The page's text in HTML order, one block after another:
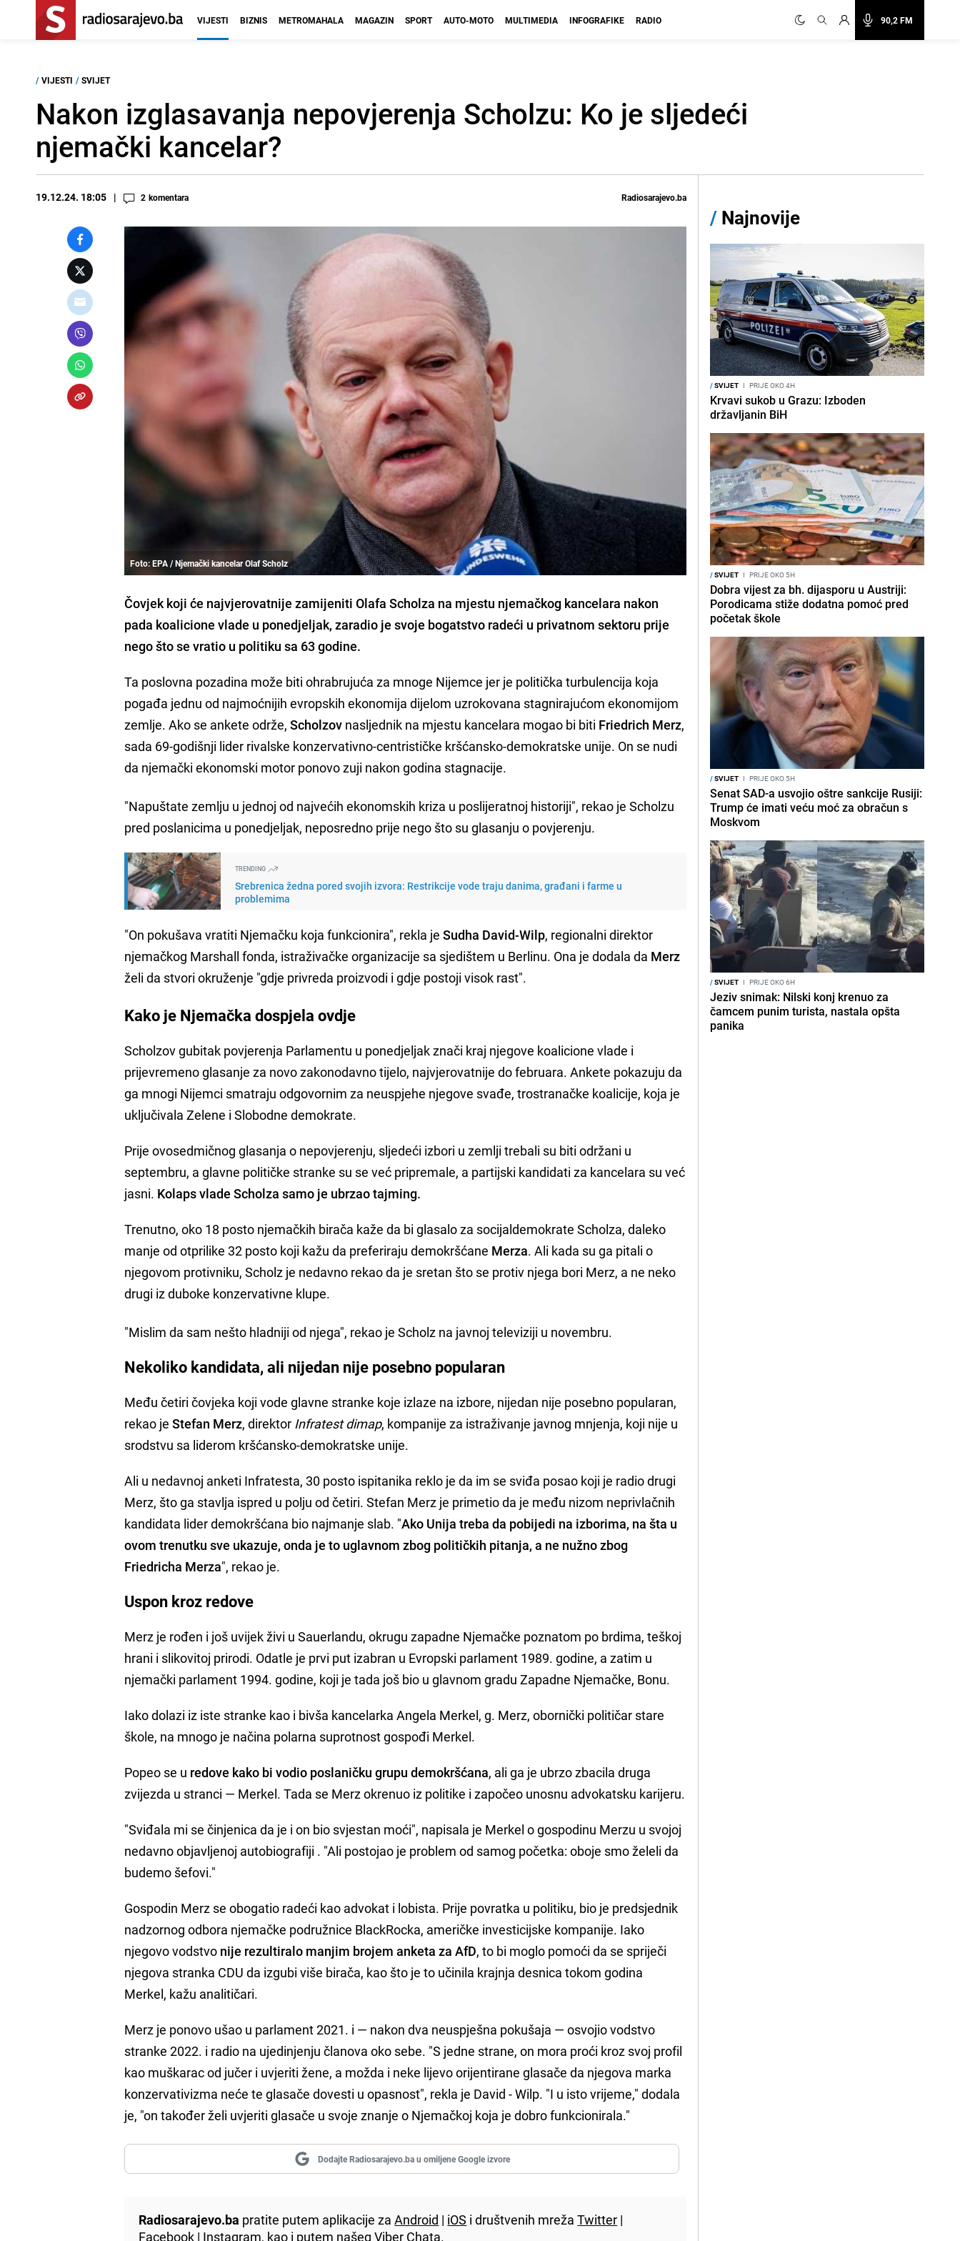
90,2 FM
VIJESTI BIZNIS METROMAHALA MAGAZIN SPORT AUTO-MOTO MULTIMEDIA INFOGRAFIKE RADIO
/ VIJESTI / SVIJET
Nakon izglasavanja nepovjerenja Scholzu: Ko je sljedeći
njemački kancelar?
19.12.24. 18:05 2 komentara Radiosarajevo.ba
Foto: EPA / Njemački kancelar Olaf Scholz
Čovjek koji će najvjerovatnije zamijeniti Olafa Scholza na mjestu njemačkog kancelara nakon
pada koalicione vlade u ponedjeljak, zaradio je svoje bogatstvo radeći u privatnom sektoru prije
nego što se vratio u politiku sa 63 godine.
Ta poslovna pozadina može biti ohrabrujuća za mnoge Nijemce jer je politička turbulencija koja
pogađa jednu od najmoćnijih evropskih ekonomija dijelom uzrokovana stagnirajućom ekonomijom
zemlje. Ako se ankete održe, Scholzov nasljednik na mjestu kancelara mogao bi biti Friedrich Merz,
sada 69-godišnji lider rivalske konzervativno-centrističke kršćansko-demokratske unije. On se nudi
da njemački ekonomski motor ponovo zuji nakon godina stagnacije.
"Napuštate zemlju u jednoj od najvećih ekonomskih kriza u poslijeratnoj historiji", rekao je Scholzu
pred poslanicima u ponedjeljak, neposredno prije nego što su glasanju o povjerenju.
TRENDING
Srebrenica žedna pored svojih izvora: Restrikcije vode traju danima, građani i farme u
problemima
"On pokušava vratiti Njemačku koja funkcionira", rekla jeSudha David-Wilp, regionalni direktor
njemačkog Marshall fonda, istraživačke organizacije sa sjedištem u Berlinu. Ona je dodala da Merz
želi da stvori okruženje "gdje privreda proizvodi i gdje postoji visok rast".
Kako je Njemačka dospjela ovdje
Scholzov gubitak povjerenja Parlamentu u ponedjeljak znači kraj njegove koalicione vlade i
prijevremeno glasanje za novo zakonodavno tijelo, najvjerovatnije do februara. Ankete pokazuju da
ga mnogi Nijemci smatraju odgovornim za neuspjehe njegove svađe, trostranačke koalicije, koja je
uključivala Zelene i Slobodne demokrate.
Prije ovosedmičnog glasanja o nepovjerenju, sljedeći izbori u zemlji trebali su biti održani u
septembru, a glavne političke stranke su se već pripremale, a partijski kandidati za kancelara su već
jasni. Kolaps vlade Scholza samo je ubrzao tajming.
Trenutno, oko 18 posto njemačkih birača kaže da bi glasalo za socijaldemokrate Scholza, daleko
manje od otprilike 32 posto koji kažu da preferiraju demokršćane Merza. Ali kada su ga pitali o
njegovom protivniku, Scholz je nedavno rekao da je sretan što se protiv njega bori Merz, a ne neko
drugi iz duboke konzervativne klupe.
"Mislim da sam nešto hladniji od njega", rekao je Scholz na javnoj televiziji u novembru.
Nekoliko kandidata, ali nijedan nije posebno popularan
Među četiri čovjeka koji vode glavne stranke koje izlaze na izbore, nijedan nije posebno popularan,
rekao jeStefan Merz, direktor Infratest dimap, kompanije za istraživanje javnog mnjenja, koji nije u
srodstvu sa liderom kršćansko-demokratske unije.
Ali u nedavnoj anketi Infratesta, 30 posto ispitanika reklo je da im se sviđa posao koji je radio drugi
Merz, što ga stavlja ispred u polju od četiri. Stefan Merz je primetio da je među nizom neprivlačnih
kandidata lider demokršćana bio najmanje slab. "Ako Unija treba da pobijedi na izborima, na šta u
ovom trenutku sve ukazuje, onda je to uglavnom zbog političkih pitanja, a ne nužno zbog
Friedricha Merza", rekao je.
Uspon kroz redove
Merz je rođen i još uvijek živi u Sauerlandu, okrugu zapadne Njemačke poznatom po brdima, teškoj
hrani i slikovitoj prirodi. Odatle je prvi put izabran u Evropski parlament 1989. godine, a zatim u
njemački parlament 1994. godine, koji je tada još bio u glavnom gradu Zapadne Njemačke, Bonu.
Iako dolazi iz iste stranke kao i bivša kancelarka Angela Merkel, g. Merz, obornički političar stare
škole, na mnogo je načina polarna suprotnost gospođi Merkel.
Popeo se u redove kako bi vodio poslaničku grupu demokršćana, ali ga je ubrzo zbacila druga
zvijezda u stranci — Merkel. Tada se Merz okrenuo iz politike i započeo unosnu advokatsku karijeru.
"Sviđala mi se činjenica da je i on bio svjestan moći", napisala je Merkel o gospodinu Merzu u svojoj
nedavno objavljenoj autobiografiji . "Ali postojao je problem od samog početka: oboje smo želeli da
budemo šefovi."
Gospodin Merz se obogatio radeći kao advokat i lobista. Prije povratka u politiku, bio je predsjednik
nadzornog odbora njemačke podružnice BlackRocka, američke investicijske kompanije. Iako
njegovo vodstvo nije rezultiralo manjim brojem anketa za AfD, to bi moglo pomoći da se spriječi
njegova stranka CDU da izgubi više birača, kao što je to učinila krajnja desnica tokom godina
Merkel, kažu analitičari.
Merz je ponovo ušao u parlament 2021. i — nakon dva neuspješna pokušaja — osvojio vodstvo
stranke 2022. i radio na ujedinjenju članova oko sebe. "S jedne strane, on mora proći kroz svoj profil
kao muškarac od jučer i uvjeriti žene, a možda i neke lijevo orijentirane glasače da njegova marka
konzervativizma neće te glasače dovesti u opasnost", rekla je David - Wilp. "I u isto vrijeme," dodala
je, "on također želi uvjeriti glasače u svoje znanje o Njemačkoj koja je dobro funkcionirala."
Dodajte Radiosarajevo.ba u omiljene Google izvore
Radiosarajevo.ba pratite putem aplikacije zaAndroid | iOS i društvenih mrežaTwitter |
Facebook | Instagram, kao i putem našegViber Chata.
/ Najnovije
/SVIJET I PRIJE OKO 4H
Krvavi sukob u Grazu: Izboden
državljanin BiH
/SVIJET I PRIJE OKO 5H
Dobra vijest za bh. dijasporu u Austriji:
Porodicama stiže dodatna pomoć pred
početak škole
/SVIJET I PRIJE OKO 5H
Senat SAD-a usvojio oštre sankcije Rusiji:
Trump će imati veću moć za obračun s
Moskvom
/SVIJET I PRIJE OKO 6H
Jeziv snimak: Nilski konj krenuo za
čamcem punim turista, nastala opšta
panika